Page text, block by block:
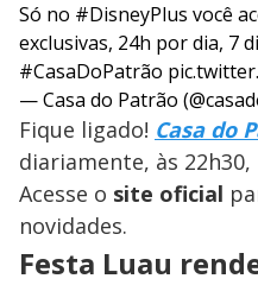
Só no #DisneyPlus você
exclusivas, 24h por dia, 7
#CasaDoPatrão
— Casa do Patrão
Fique ligado! Casa do
diariamente, às 22h30,
Acesse o site oficial
novidades.
Festa Luau